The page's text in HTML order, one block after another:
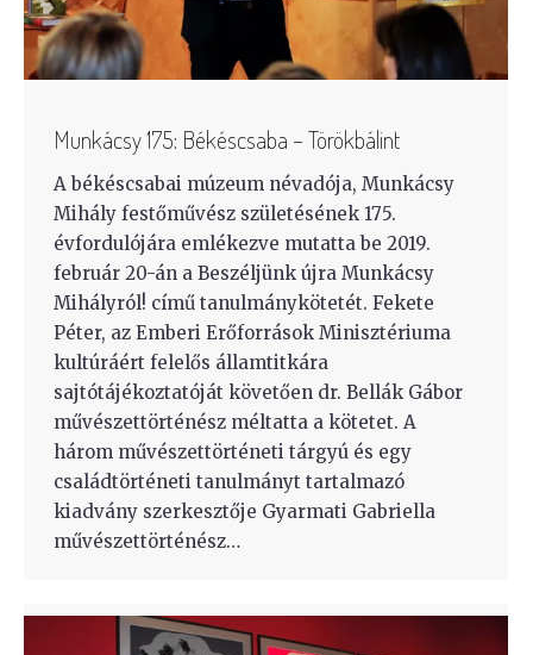
Munkácsy 175: Békéscsaba – Törökbálint
A békéscsabai múzeum névadója, Munkácsy
Mihály festőművész születésének 175.
évfordulójára emlékezve mutatta be 2019.
február 20-án a Beszéljünk újra Munkácsy
Mihályról! című tanulmánykötetét. Fekete
Péter, az Emberi Erőforrások Minisztériuma
kultúráért felelős államtitkára
sajtótájékoztatóját követően dr. Bellák Gábor
művészettörténész méltatta a kötetet. A
három művészettörténeti tárgyú és egy
családtörténeti tanulmányt tartalmazó
kiadvány szerkesztője Gyarmati Gabriella
művészettörténész…